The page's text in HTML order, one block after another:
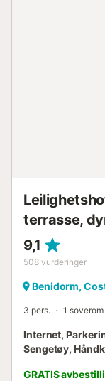
terrasse,
9,1
508 vurderinger
Benidorm,
3 pers. 1 soverom
Internet,
Sengetøy,
GRATIS